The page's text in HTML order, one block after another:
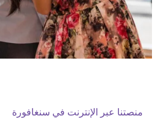
منصتنا عبر الإنترنت في سنغافورة